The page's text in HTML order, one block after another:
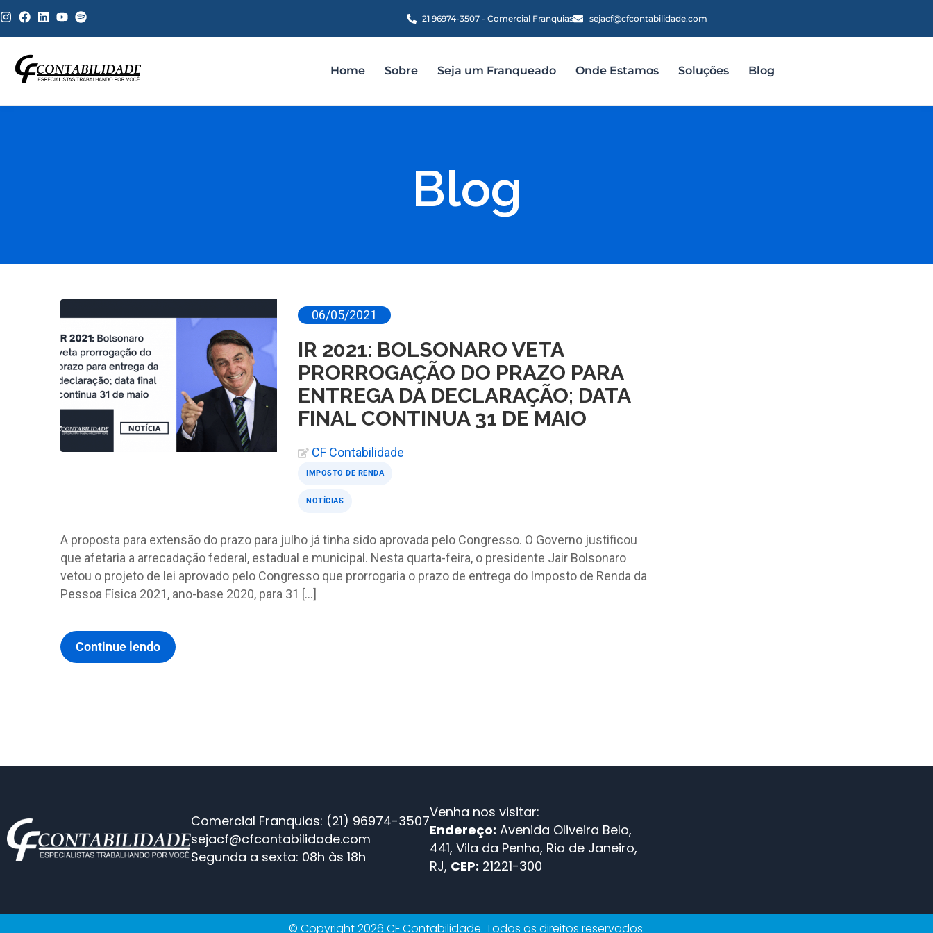
21 96974-3507 - Comercial Franquias sejacf@cfcontabilidade.com
Home Sobre Seja um Franqueado Onde Estamos Soluções Blog
Blog
06/05/2021
IR 2021: BOLSONARO VETA
PRORROGAÇÃO DO PRAZO PARA
ENTREGA DA DECLARAÇÃO; DATA
FINAL CONTINUA 31 DE MAIO
CF Contabilidade
IMPOSTO DE RENDA
NOTÍCIAS
A proposta para extensão do prazo para julho já tinha sido aprovada pelo Congresso. O Governo justificou
que afetaria a arrecadação federal, estadual e municipal. Nesta quarta-feira, o presidente Jair Bolsonaro
vetou o projeto de lei aprovado pelo Congresso que prorrogaria o prazo de entrega do Imposto de Renda da
Pessoa Física 2021, ano-base 2020, para 31 […]
Continue lendo
Comercial Franquias: (21) 96974-3507
sejacf@cfcontabilidade.com
Segunda a sexta: 08h às 18h
Venha nos visitar:
Endereço: Avenida Oliveira Belo,
441, Vila da Penha, Rio de Janeiro,
RJ, CEP: 21221-300
© Copyright 2026 CF Contabilidade. Todos os direitos reservados.